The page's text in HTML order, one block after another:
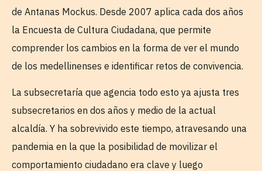
de Antanas Mockus. Desde 2007 aplica cada dos años
la Encuesta de Cultura Ciudadana, que permite
comprender los cambios en la forma de ver el mundo
de los medellinenses e identificar retos de convivencia.
La subsecretaría que agencia todo esto ya ajusta tres
subsecretarios en dos años y medio de la actual
alcaldía. Y ha sobrevivido este tiempo, atravesando una
pandemia en la que la posibilidad de movilizar el
comportamiento ciudadano era clave y luego